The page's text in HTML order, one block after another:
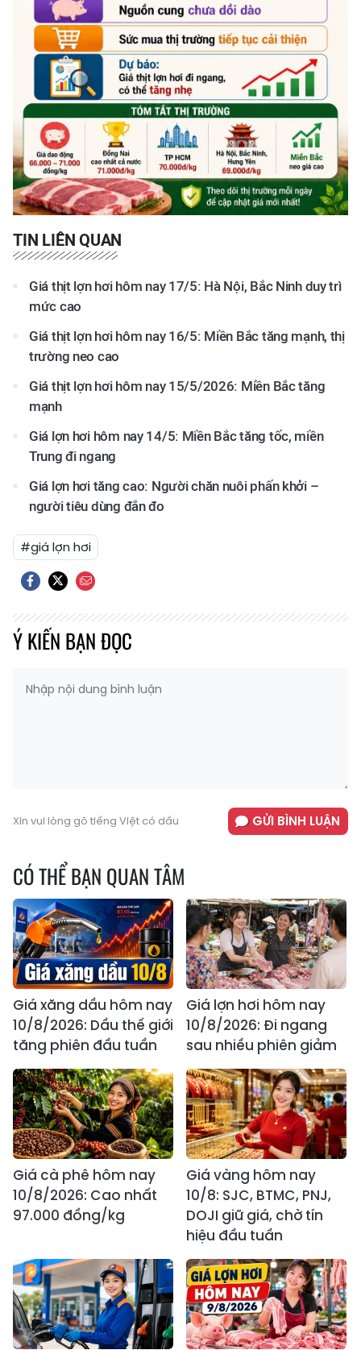
TIN LIÊN QUAN
Giá thịt lợn hơi hôm nay 17/5: Hà Nội, Bắc Ninh duy trì
mức cao
Giá thịt lợn hơi hôm nay 16/5: Miền Bắc tăng mạnh, thị
trường neo cao
Giá thịt lợn hơi hôm nay 15/5/2026: Miền Bắc tăng
mạnh
Giá lợn hơi hôm nay 14/5: Miền Bắc tăng tốc, miền
Trung đi ngang
Giá lợn hơi tăng cao: Người chăn nuôi phấn khởi –
người tiêu dùng đắn đo
#giá lợn hơi
Ý KIẾN BẠN ĐỌC
Xin vui lòng gõ tiếng Việt có dấu GỬI BÌNH LUẬN
CÓ THỂ BẠN QUAN TÂM
Giá xăng dầu hôm nay
10/8/2026: Dầu thế giới
tăng phiên đầu tuần
Giá lợn hơi hôm nay
10/8/2026: Đi ngang
sau nhiều phiên giảm
Giá cà phê hôm nay
10/8/2026: Cao nhất
97.000 đồng/kg
Giá vàng hôm nay
10/8: SJC, BTMC, PNJ,
DOJI giữ giá, chờ tín
hiệu đầu tuần